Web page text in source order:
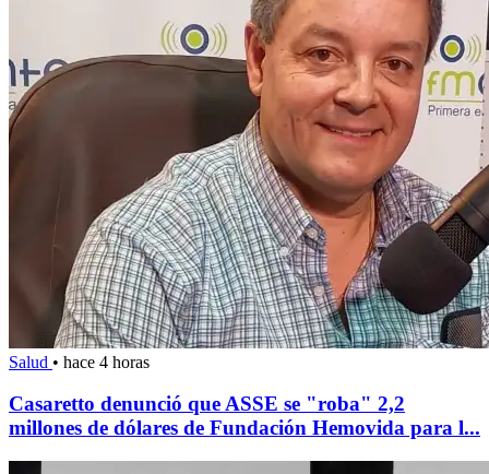
Salud • hace 4 horas
Casaretto denunció que ASSE se "roba" 2,2
millones de dólares de Fundación Hemovida para l...